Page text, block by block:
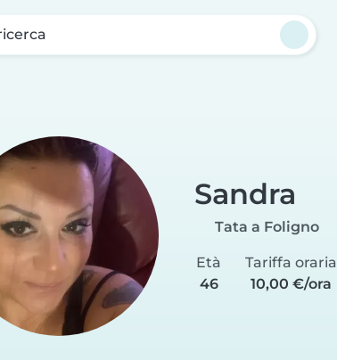
Sandra
Tata a Foligno
Età
46
Tariffa oraria
10,00 €/ora